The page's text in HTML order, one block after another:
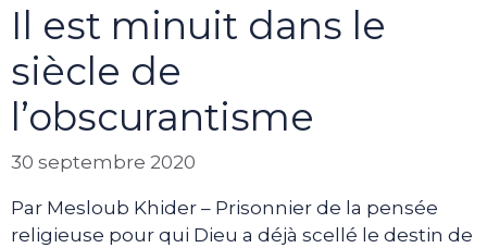
Il est minuit dans le
siècle de
l’obscurantisme
30 septembre 2020
Par Mesloub Khider – Prisonnier de la pensée
religieuse pour qui Dieu a déjà scellé le destin de